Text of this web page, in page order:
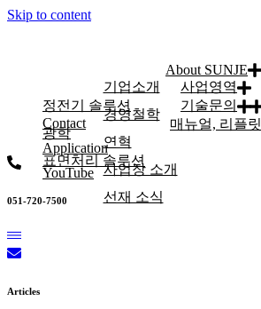
Skip to content
About SUNJE
기업소개
경영철학
연혁
사업장 소개
선재 소식
사업영역
정전기 솔루션
광학
표면처리 솔루션
기술문의
Contact
Application
YouTube
매뉴얼, 리플릿
051-720-7500
Articles